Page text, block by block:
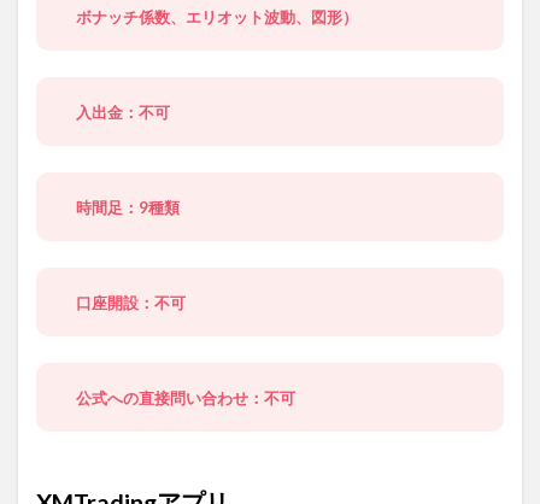
ボナッチ係数、エリオット波動、図形）
入出金：不可
時間足：9種類
口座開設：不可
公式への直接問い合わせ：不可